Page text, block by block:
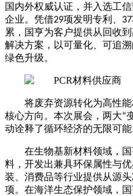
国内外权威认证，并入选工
企业。凭借29项发明专利、 37
累，国亨为客户提供从回收
解决方案，以可量化、可追
绿色升级。
将废弃资源转化为高性
核心方向。本次展会，两大“
动诠释了循环经济的无限可能
在生物基新材料领域，
料，开发出兼具环保属性与
装、消费品等行业提供从源
项。在海洋生态保护领域，